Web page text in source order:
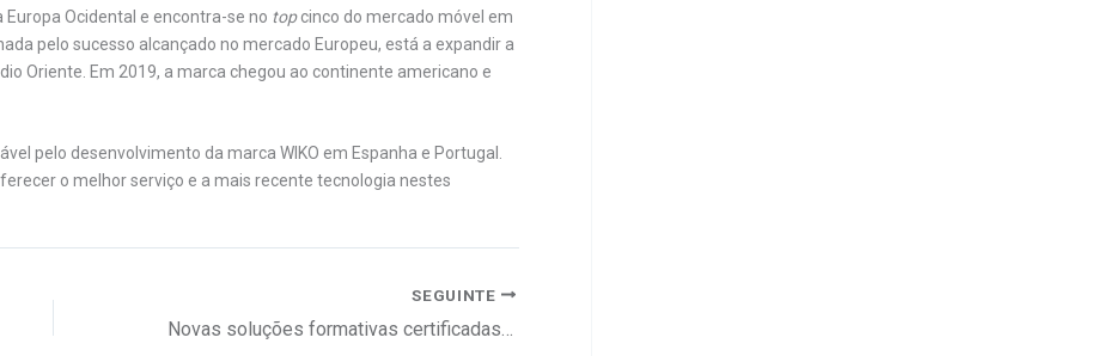
Ocidental e encontra-se no topcinco do mercado móvel em
pelo sucesso alcançado no mercado Europeu, está a expandir a
Oriente. Em 2019, a marca chegou ao continente americano e
pelo desenvolvimento da marca WIKO em Espanha e Portugal.
o melhor serviço e a mais recente tecnologia nestes
SEGUINTE